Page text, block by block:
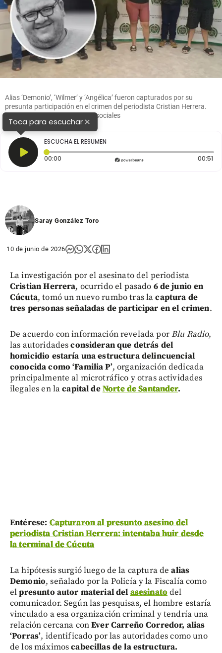
Alias ‘Demonio’, ‘Wilmer’ y ‘Angélica’ fueron capturados por su
presunta participación en el crimen del periodista Cristian Herrera.
Foto: Policía Nacional / redes sociales
Toca para escuchar×
ESCUCHA EL RESUMEN
00:00 Tiempo transcurrido: 0 segundos 00:51
Saray González Toro
10 de junio de 2026
La investigación por el asesinato del periodista
Cristian Herrera, ocurrido el pasado 6 de junio en
Cúcuta, tomó un nuevo rumbo tras lacaptura de
tres personas señaladas de participar en el crimen.
De acuerdo con información revelada porBlu Radio,
las autoridadesconsideran que detrás del
homicidio estaría una estructura delincuencial
conocida como ‘Familia P’, organización dedicada
principalmente al microtráfico y otras actividades
ilegales en lacapital deNorte de Santander.
Entérese: Capturaron al presunto asesino del
periodista Cristian Herrera: intentaba huir desde
la terminal de Cúcuta
La hipótesis surgió luego de la captura dealias
Demonio, señalado por la Policía y la Fiscalía como
elpresunto autor material del asesinatodel
comunicador. Según las pesquisas, el hombre estaría
vinculado a esa organización criminal y tendría una
relación cercana conEver Carreño Corredor, alias
‘Porras’, identificado por las autoridades como uno
de los máximoscabecillas de la estructura.